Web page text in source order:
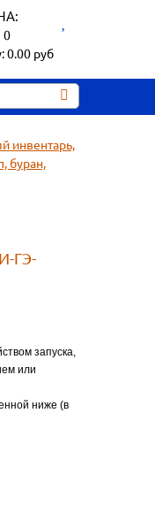
0
0.00 руб
инвентарь,
буран,
ГЭ-
запуска,
или
ниже (в